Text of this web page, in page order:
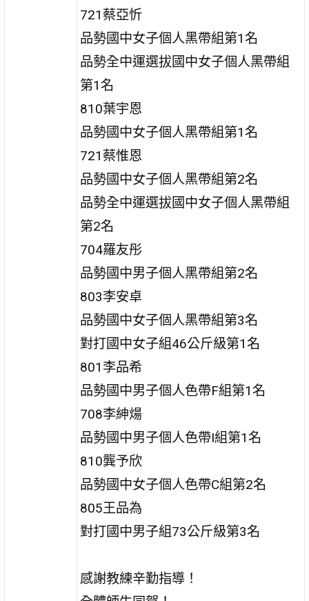
721蔡亞忻
品勢國中女子個人黑帶組第1名
品勢全中運選拔國中女子個人黑帶組
第1名
810葉宇恩
品勢國中女子個人黑帶組第1名
721蔡惟恩
品勢國中女子個人黑帶組第2名
品勢全中運選拔國中女子個人黑帶組
第2名
704羅友彤
品勢國中男子個人黑帶組第2名
803李安卓
品勢國中女子個人黑帶組第3名
對打國中女子組46公斤級第1名
801李品希
品勢國中男子個人色帶F組第1名
708李紳煬
品勢國中男子個人色帶I組第1名
810龔予欣
品勢國中女子個人色帶C組第2名
805王品為
對打國中男子組73公斤級第3名
感謝教練辛勤指導！